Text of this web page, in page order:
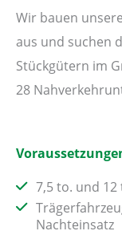
Wir bauen
aus und suchen
Stückgütern im
28
7,5 to. und 12
Nachteinsatz